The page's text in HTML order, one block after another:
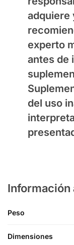
adquiere
experto
antes de
del uso
Información
Peso
Dimensiones